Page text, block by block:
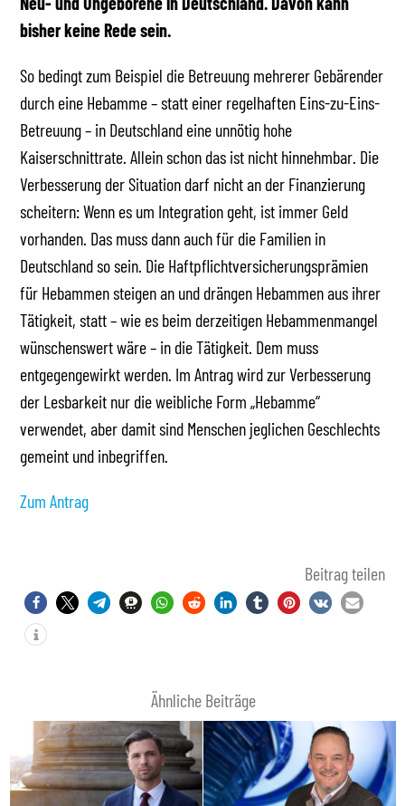
bisher keine Rede sein.
So bedingt zum Beispiel die Betreuung mehrerer Gebärender
durch eine Hebamme – statt einer regelhaften Eins-zu-Eins-
Betreuung – in Deutschland eine unnötig hohe
Kaiserschnittrate. Allein schon das ist nicht hinnehmbar. Die
Verbesserung der Situation darf nicht an der Finanzierung
scheitern: Wenn es um Integration geht, ist immer Geld
vorhanden. Das muss dann auch für die Familien in
Deutschland so sein. Die Haftpflichtversicherungsprämien
für Hebammen steigen an und drängen Hebammen aus ihrer
Tätigkeit, statt – wie es beim derzeitigen Hebammenmangel
wünschenswert wäre – in die Tätigkeit. Dem muss
entgegengewirkt werden. Im Antrag wird zur Verbesserung
der Lesbarkeit nur die weibliche Form „Hebamme“
verwendet, aber damit sind Menschen jeglichen Geschlechts
gemeint und inbegriffen.
Zum Antrag
Beitrag teilen
Ähnliche Beiträge